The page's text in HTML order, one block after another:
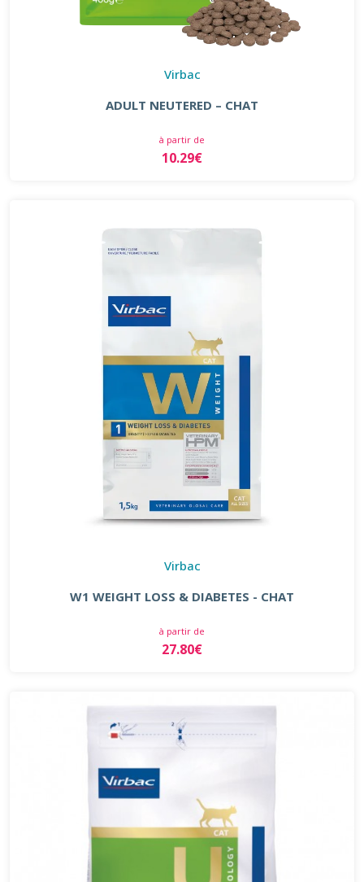
Virbac
ADULT NEUTERED – CHAT
à partir de
10.29€
Virbac
W1 WEIGHT LOSS & DIABETES - CHAT
à partir de
27.80€